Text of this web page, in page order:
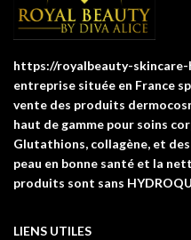
https://royalbeauty-skincare-
entreprise située en France
vente des produits
haut de gamme pour soins
Glutathions, collagène, et
peau en bonne santé et la
produits sont sans
LIENS UTILES